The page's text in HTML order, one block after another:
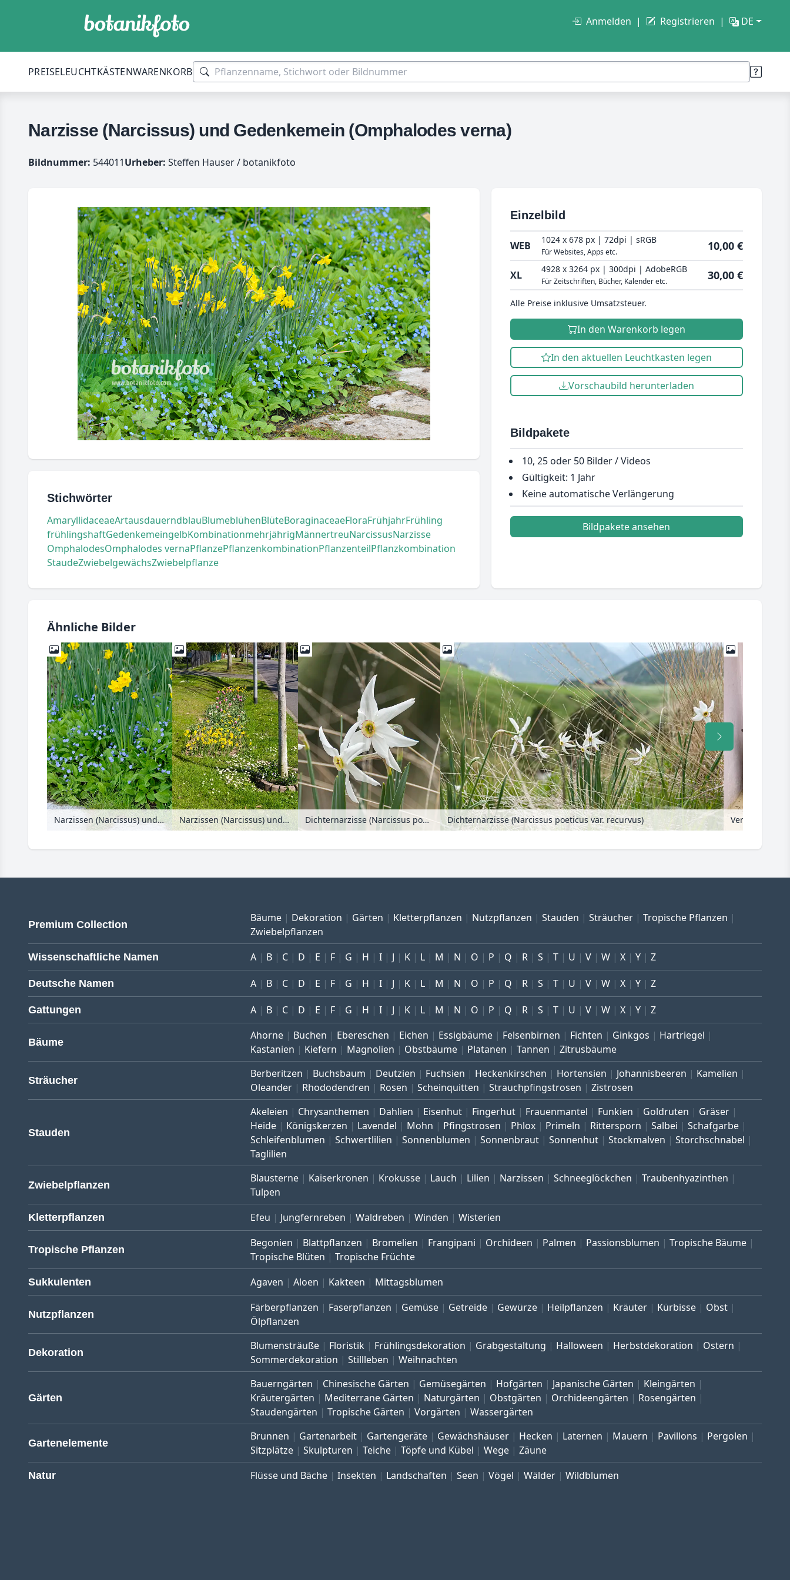
Anmelden Registrieren DE
PREISELEUCHTKÄSTENWARENKORB
Narzisse (Narcissus) und Gedenkemein (Omphalodes verna)
Bildnummer: 544011Urheber: Steffen Hauser / botanikfoto
Stichwörter
AmaryllidaceaeArtausdauerndblauBlumeblühenBlüteBoraginaceaeFloraFrühjahrFrühling
frühlingshaftGedenkemeingelbKombinationmehrjährigMännertreuNarcissusNarzisse
OmphalodesOmphalodes vernaPflanzePflanzenkombinationPflanzenteilPflanzkombination
StaudeZwiebelgewächsZwiebelpflanze
Einzelbild
WEB 1024 x 678 px | 72dpi | sRGB
Für Websites, Apps etc. 10,00 €
XL 4928 x 3264 px | 300dpi | AdobeRGB
Für Zeitschriften, Bücher, Kalender etc. 30,00 €
Alle Preise inklusive Umsatzsteuer.
In den Warenkorb legen
In den aktuellen Leuchtkasten legen
Vorschaubild herunterladen
Bildpakete
10, 25 oder 50 Bilder / Videos
Gültigkeit: 1 Jahr
Keine automatische Verlängerung
Bildpakete ansehen
Ähnliche Bilder
Narzissen (Narcissus) und Gedenkemein (Omphalodes verna) Narzissen (Narcissus) und Tulpen (Tulipa) am Straßenrand Dichternarzisse (Narcissus poeticus var. recurvus) Dichternarzisse (Narcissus poeticus var. recurvus)
Premium Collection
Bäume Dekoration Gärten Kletterpflanzen Nutzpflanzen Stauden Sträucher
Tropische Pflanzen
Zwiebelpflanzen
Wissenschaftliche Namen A B C D E F G H I J K L M N O P Q R S T U V W X Y Z
Deutsche Namen A B C D E F G H I J K L M N O P Q R S T U V W X Y Z
Gattungen A B C D E F G H I J K L M N O P Q R S T U V W X Y Z
Bäume
Ahorne Buchen Ebereschen Eichen Essigbäume Felsenbirnen Fichten Ginkgos
Hartriegel
Kastanien
Kiefern Magnolien Obstbäume Platanen Tannen Zitrusbäume
Sträucher
Berberitzen Buchsbaum Deutzien Fuchsien Heckenkirschen Hortensien Johannisbeeren
Kamelien
Oleander
Rhododendren Rosen Scheinquitten Strauchpfingstrosen Zistrosen
Stauden
Akeleien Chrysanthemen Dahlien Eisenhut Fingerhut Frauenmantel Funkien Goldruten
Gräser
Heide
Königskerzen Lavendel Mohn Pfingstrosen Phlox Primeln Rittersporn Salbei
Schafgarbe
Schleifenblumen
Schwertlilien Sonnenblumen Sonnenbraut Sonnenhut Stockmalven
Storchschnabel
Taglilien
Zwiebelpflanzen
Blausterne Kaiserkronen Krokusse Lauch Lilien Narzissen Schneeglöckchen
Traubenhyazinthen
Tulpen
Kletterpflanzen Efeu Jungfernreben Waldreben Winden Wisterien
Tropische Pflanzen
Begonien Blattpflanzen Bromelien Frangipani Orchideen Palmen Passionsblumen
Tropische Bäume
Tropische Blüten
Tropische Früchte
Sukkulenten Agaven Aloen Kakteen Mittagsblumen
Nutzpflanzen
Färberpflanzen Faserpflanzen Gemüse Getreide Gewürze Heilpflanzen Kräuter Kürbisse
Obst
Ölpflanzen
Dekoration
Blumensträuße Floristik Frühlingsdekoration Grabgestaltung Halloween Herbstdekoration
Ostern
Sommerdekoration
Stillleben Weihnachten
Gärten
Bauerngärten Chinesische Gärten Gemüsegärten Hofgärten Japanische Gärten
Kleingärten
Kräutergärten
Mediterrane Gärten Naturgärten Obstgärten Orchideengärten
Rosengärten
Staudengärten
Tropische Gärten Vorgärten Wassergärten
Gartenelemente
Brunnen Gartenarbeit Gartengeräte Gewächshäuser Hecken Laternen Mauern Pavillons
Pergolen
Sitzplätze
Skulpturen Teiche Töpfe und Kübel Wege Zäune
Natur Flüsse und Bäche Insekten Landschaften Seen Vögel Wälder Wildblumen